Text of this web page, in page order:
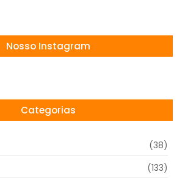
Nosso Instagram
Categorias
(38)
(133)